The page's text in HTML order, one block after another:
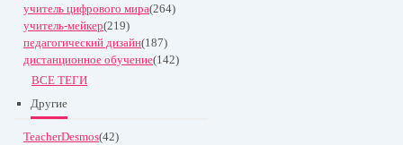
учитель цифрового мира(264)
учитель-мейкер(219)
педагогический дизайн(187)
дистанционное обучение(142)
ВСЕ ТЕГИ
Другие
TeacherDesmos(42)